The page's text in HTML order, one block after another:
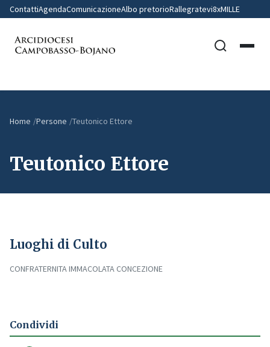
ContattiAgendaComunicazioneAlbo pretorioRallegratevi8xMILLE
Home Persone Teutonico Ettore
Teutonico Ettore
Luoghi di Culto
CONFRATERNITA IMMACOLATA CONCEZIONE
Condividi